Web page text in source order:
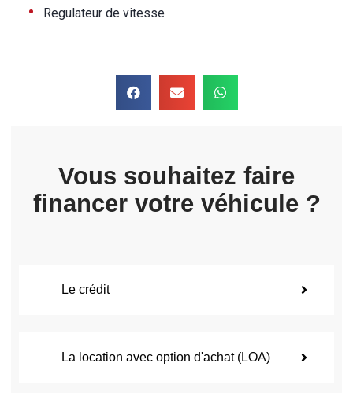
• Regulateur de vitesse
Vous souhaitez faire
financer votre véhicule ?
Le crédit
La location avec option d'achat (LOA)